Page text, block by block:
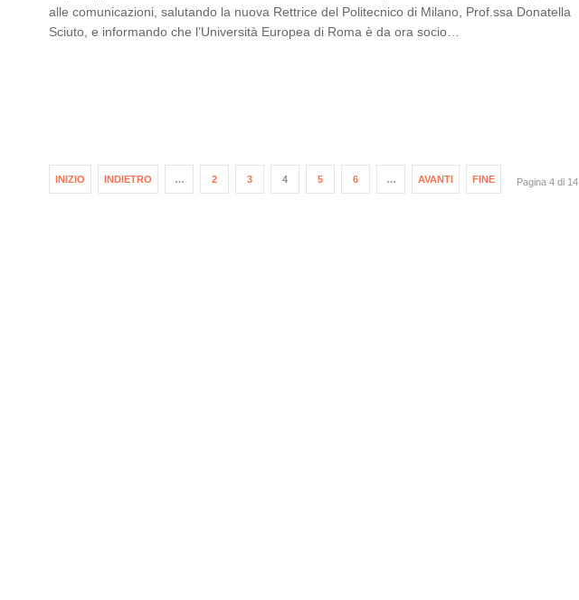
alle comunicazioni, salutando la nuova Rettrice del Politecnico di Milano, Prof.ssa Donatella
Sciuto, e informando che l’Università Europea di Roma è da ora socio…
INIZIO INDIETRO … 2 3 4 5 6 … AVANTI FINE Pagina 4 di 14